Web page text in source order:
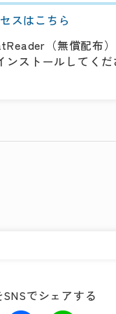
スはこちら
（無償配布
ストールしてくだ
でシェアする